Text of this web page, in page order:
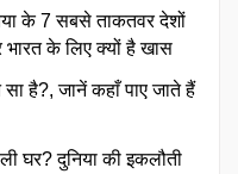
के 7 सबसे ताकतवर देशों
के लिए क्यों है खास
है?, जानें कहाँ पाए जाते हैं
घर? दुनिया की इकलौती